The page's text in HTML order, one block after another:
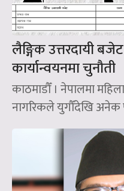
लैङ्गिक उत्तरदायी
कार्यान्वयनमा चुनौती
काठमाडौँ । नेपालमा
नागरिकले युगौँदेखि अनेक